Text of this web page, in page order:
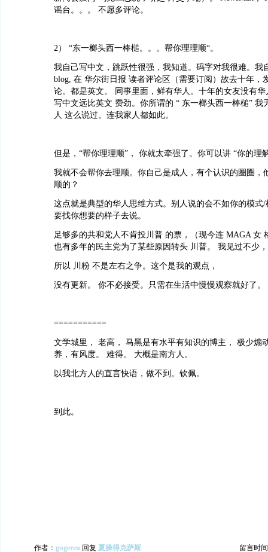
谣台。。。 不愿多评论。
2） “东一榔头西一棒槌。。。帮你理理顺“。
我自己写中文，跳跃性很强，我知道。码字对我很难。我
blog, 在 华尔街日报 读者评论区（需要订阅）故去十年，
论。都是英文。 同事里面，鲜有华人。十年的女友没有
写中文远比英文 费劲。你所谓的 “ 东一榔头西一棒槌” 我
人 这么说过。连我家人都如此。
但是，“帮你理理顺”， 你就太牵强了。你可以讲 “你的理
我就不会帮你去理顺。你自己是成人，有个认识的圈圈，
顺的？
这点就是典型的华人思维方式。别人说的会不如你的模式
要找你想要的样子去说。
足够多的共和党人不肯投川普 的票，（现今连 MAGA 女
也有多年的民主党为了某些原因转头 川普。 我见过不少
所以 川粉 不是左右之争。这个是我的观点，
没有更新。 你不必接受。只需在生活中慢慢观察就好了。
===========
文学城里， 老高， 马黑是有水平有知识的博主， 极少煽
养，有风度。 难得。 大概是南方人。
以我北方人的直言快语，做不到。钦佩。
到此。
作者： gugeren 回复 夏操得克萨斯 留言时